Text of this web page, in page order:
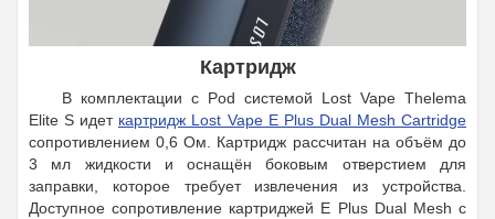
Картридж
В комплектации с Pod системой Lost Vape Thelema
Elite S идет картридж Lost Vape E Plus Dual Mesh Cartridge
сопротивлением 0,6 Ом. Картридж рассчитан на объём до
3 мл жидкости и оснащён боковым отверстием для
заправки, которое требует извлечения из устройства.
Доступное сопротивление картриджей E Plus Dual Mesh с